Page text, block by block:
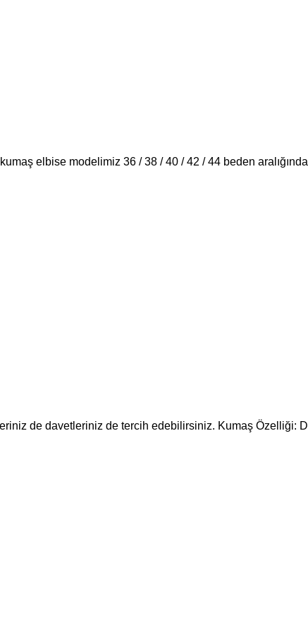
elbise modelimiz 36 / 38 / 40 / 42 / 44 beden
de davetleriniz de tercih edebilirsiniz. Kumaş Özelliği: